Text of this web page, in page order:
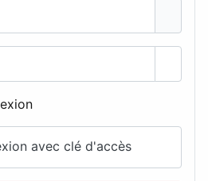
avec clé d'accès